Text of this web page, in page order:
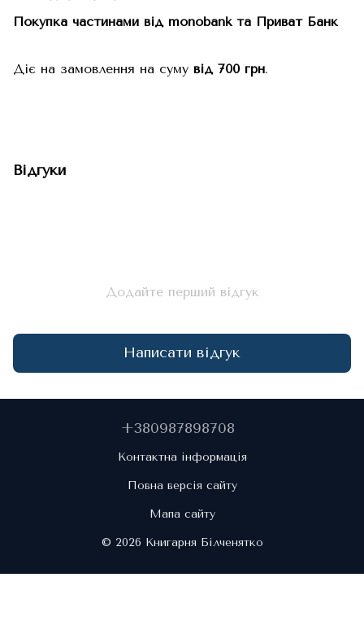
Покупка частинами від monobank та Приват Банк
Діє на замовлення на суму від 700 грн.
Відгуки
Додайте перший відгук
Написати відгук
+380987898708
Контактна інформація
Повна версія сайту
Мапа сайту
© 2026 Книгарня Білченятко